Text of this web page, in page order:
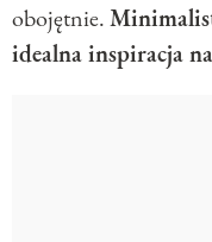
obojętnie.
idealna inspiracja